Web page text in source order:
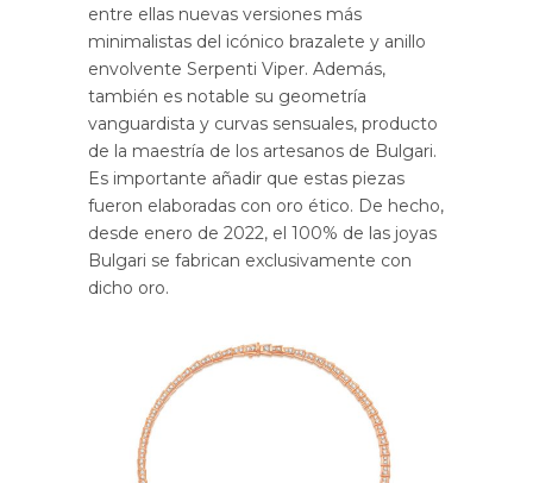
entre ellas nuevas versiones más
minimalistas del icónico brazalete y anillo
envolvente Serpenti Viper. Además,
también es notable su geometría
vanguardista y curvas sensuales, producto
de la maestría de los artesanos de Bulgari.
Es importante añadir que estas piezas
fueron elaboradas con oro ético. De hecho,
desde enero de 2022, el 100% de las joyas
Bulgari se fabrican exclusivamente con
dicho oro.